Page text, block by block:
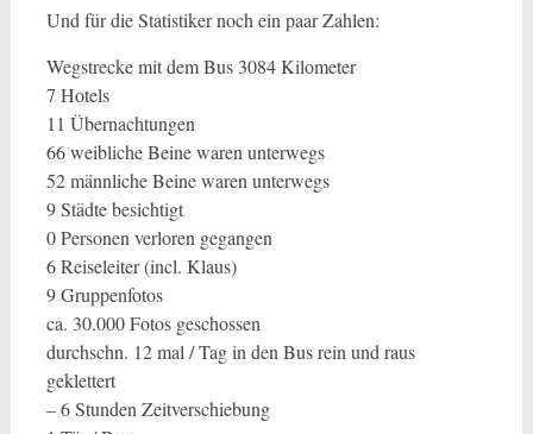
Und für die Statistiker noch ein paar Zahlen:
Wegstrecke mit dem Bus 3084 Kilometer
7 Hotels
11 Übernachtungen
66 weibliche Beine waren unterwegs
52 männliche Beine waren unterwegs
9 Städte besichtigt
0 Personen verloren gegangen
6 Reiseleiter (incl. Klaus)
9 Gruppenfotos
ca. 30.000 Fotos geschossen
durchschn. 12 mal / Tag in den Bus rein und raus
geklettert
– 6 Stunden Zeitverschiebung